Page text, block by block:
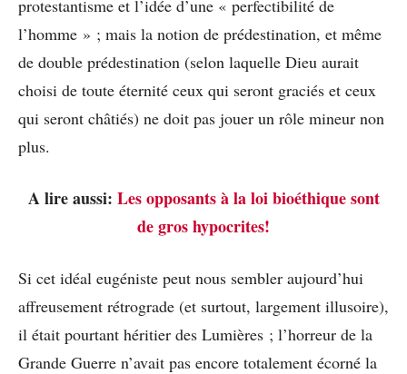
protestantisme et l’idée d’une « perfectibilité de
l’homme » ; mais la notion de prédestination, et même
de double prédestination (selon laquelle Dieu aurait
choisi de toute éternité ceux qui seront graciés et ceux
qui seront châtiés) ne doit pas jouer un rôle mineur non
plus.
A lire aussi: Les opposants à la loi bioéthique sont
de gros hypocrites!
Si cet idéal eugéniste peut nous sembler aujourd’hui
affreusement rétrograde (et surtout, largement illusoire),
il était pourtant héritier des Lumières ; l’horreur de la
Grande Guerre n’avait pas encore totalement écorné la